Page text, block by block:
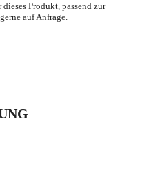
Produkt, passend zur
auf Anfrage.